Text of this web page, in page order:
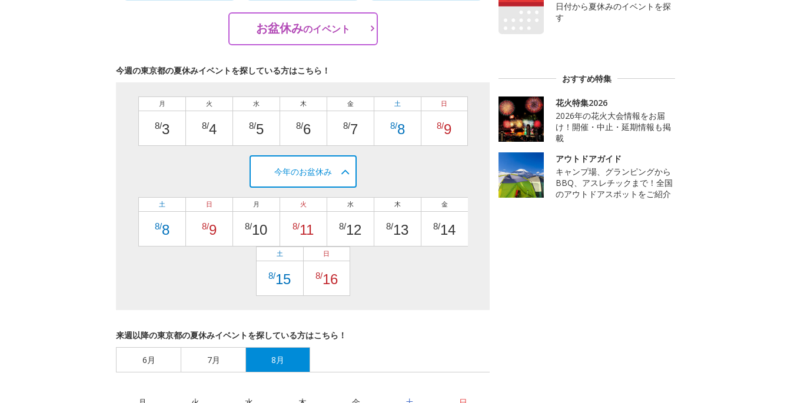
お盆休みのイベント
今週の東京都の夏休みイベントを探している方はこちら！
月
8/3
火
8/4
水
8/5
木
8/6
金
8/7
土
8/8
日
8/9
今年のお盆休み
土
8/8
日
8/9
月
8/10
火
8/11
水
8/12
木
8/13
金
8/14
土
8/15
日
8/16
来週以降の東京都の夏休みイベントを探している方はこちら！
6月 7月 8月
日付から夏休みのイベントを探
す
おすすめ特集
花火特集2026
2026年の花火大会情報をお届
け！開催・中止・延期情報も掲
載
アウトドアガイド
キャンプ場、グランピングから
BBQ、アスレチックまで！全国
のアウトドアスポットをご紹介